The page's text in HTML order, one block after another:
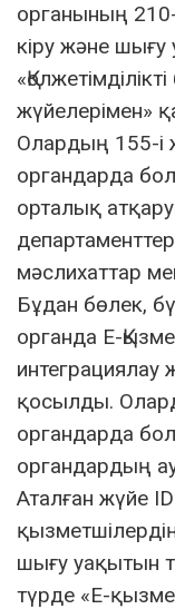
органының
кіру және
жүйелерімен»
Олардың 155-і
органдарда
орталық
мәслихаттар
Бұдан бөлек,
органда Е-
интеграциялау
қосылды.
органдарда
органдардың
Аталған жүйе
шығу уақытын
түрде «Е-